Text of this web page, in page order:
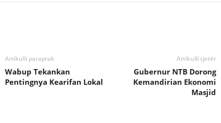
Artikulli paraprak
Wabup Tekankan
Pentingnya Kearifan Lokal
Artikulli tjetër
Gubernur NTB Dorong
Kemandirian Ekonomi
Masjid